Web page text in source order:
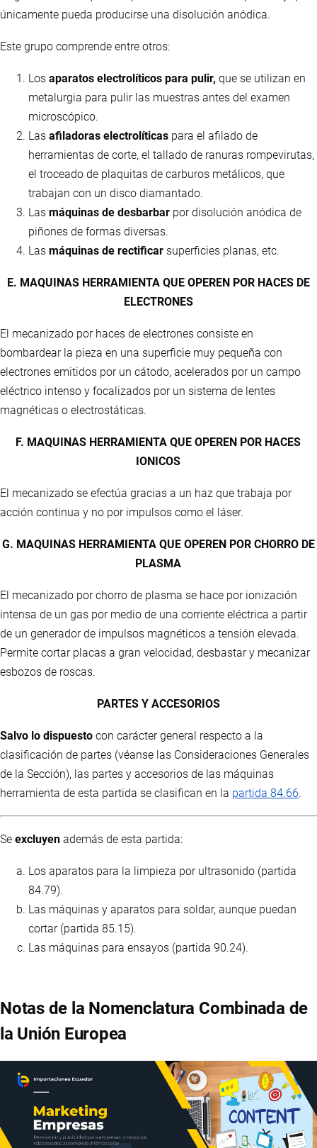
únicamente pueda producirse una disolución anódica.
Este grupo comprende entre otros:
Los aparatos electrolíticos para pulir, que se utilizan en
metalurgia para pulir las muestras antes del examen
microscópico.
Las afiladoras electrolíticas para el afilado de
herramientas de corte, el tallado de ranuras rompevirutas,
el troceado de plaquitas de carburos metálicos, que
trabajan con un disco diamantado.
Las máquinas de desbarbar por disolución anódica de
piñones de formas diversas.
Las máquinas de rectificar superficies planas, etc.
E. MAQUINAS HERRAMIENTA QUE OPEREN POR HACES DE
ELECTRONES
El mecanizado por haces de electrones consiste en
bombardear la pieza en una superficie muy pequeña con
electrones emitidos por un cátodo, acelerados por un campo
eléctrico intenso y focalizados por un sistema de lentes
magnéticas o electrostáticas.
F. MAQUINAS HERRAMIENTA QUE OPEREN POR HACES
IONICOS
El mecanizado se efectúa gracias a un haz que trabaja por
acción continua y no por impulsos como el láser.
G. MAQUINAS HERRAMIENTA QUE OPEREN POR CHORRO DE
PLASMA
El mecanizado por chorro de plasma se hace por ionización
intensa de un gas por medio de una corriente eléctrica a partir
de un generador de impulsos magnéticos a tensión elevada.
Permite cortar placas a gran velocidad, desbastar y mecanizar
esbozos de roscas.
PARTES Y ACCESORIOS
Salvo lo dispuesto con carácter general respecto a la
clasificación de partes (véanse las Consideraciones Generales
de la Sección), las partes y accesorios de las máquinas
herramienta de esta partida se clasifican en la partida 84.66.
Se excluyen además de esta partida:
Los aparatos para la limpieza por ultrasonido (partida
84.79).
Las máquinas y aparatos para soldar, aunque puedan
cortar (partida 85.15).
Las máquinas para ensayos (partida 90.24).
Notas de la Nomenclatura Combinada de
la Unión Europea